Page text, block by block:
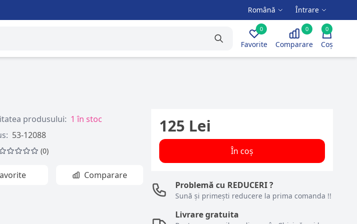
Română Întrare
0
Favorite
0
Comparare
0
Coș
produsului: 1 în stoc
53-12088
(0)
Comparare
125 Lei
În coș
Problemă cu REDUCERI ?
Sună și primești reducere la prima comanda !!
Livrare gratuita